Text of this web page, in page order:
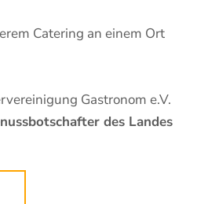
Catering an einem Ort
Gastronom e.V.
des Landes